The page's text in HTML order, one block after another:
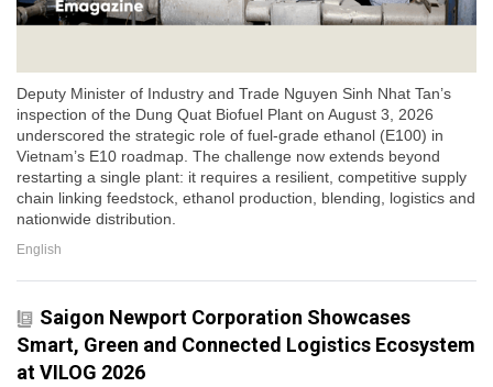
Deputy Minister of Industry and Trade Nguyen Sinh Nhat Tan’s
inspection of the Dung Quat Biofuel Plant on August 3, 2026
underscored the strategic role of fuel-grade ethanol (E100) in
Vietnam’s E10 roadmap. The challenge now extends beyond
restarting a single plant: it requires a resilient, competitive supply
chain linking feedstock, ethanol production, blending, logistics and
nationwide distribution.
English
Saigon Newport Corporation Showcases
Smart, Green and Connected Logistics Ecosystem
at VILOG 2026